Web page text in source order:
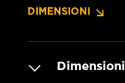
DIMENSIONI
Dimensioni